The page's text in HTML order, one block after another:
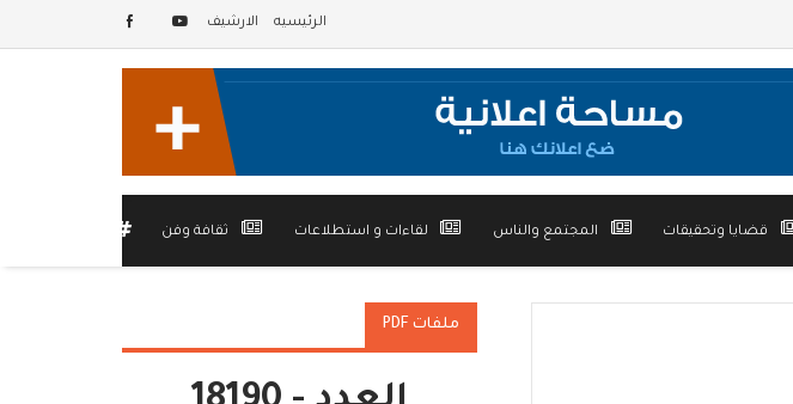
الرئيسيه الارشيف
قضايا وتحقيقات المجتمع والناس لقاءات و استطلاعات ثقافة وفن
ملفات PDF